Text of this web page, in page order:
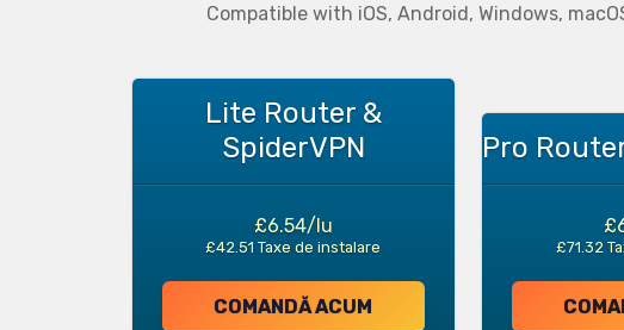
Compatible with iOS, Android, Windows,
Lite Router &
SpiderVPN
£6.54/lu
£42.51 Taxe de instalare
COMANDĂ ACUM
Pro
£71.32